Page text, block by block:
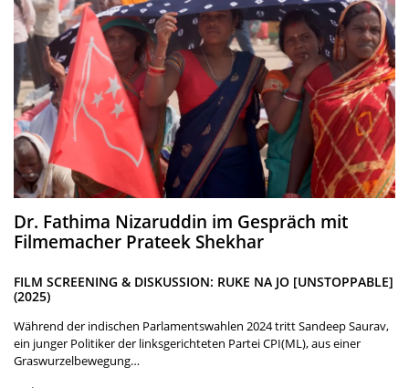
Dr. Fathima Nizaruddin im Gespräch mit
Filmemacher Prateek Shekhar
FILM SCREENING & DISKUSSION: RUKE NA JO [UNSTOPPABLE]
(2025)
Während der indischen Parlamentswahlen 2024 tritt Sandeep Saurav,
ein junger Politiker der linksgerichteten Partei CPI(ML), aus einer
Graswurzelbewegung…